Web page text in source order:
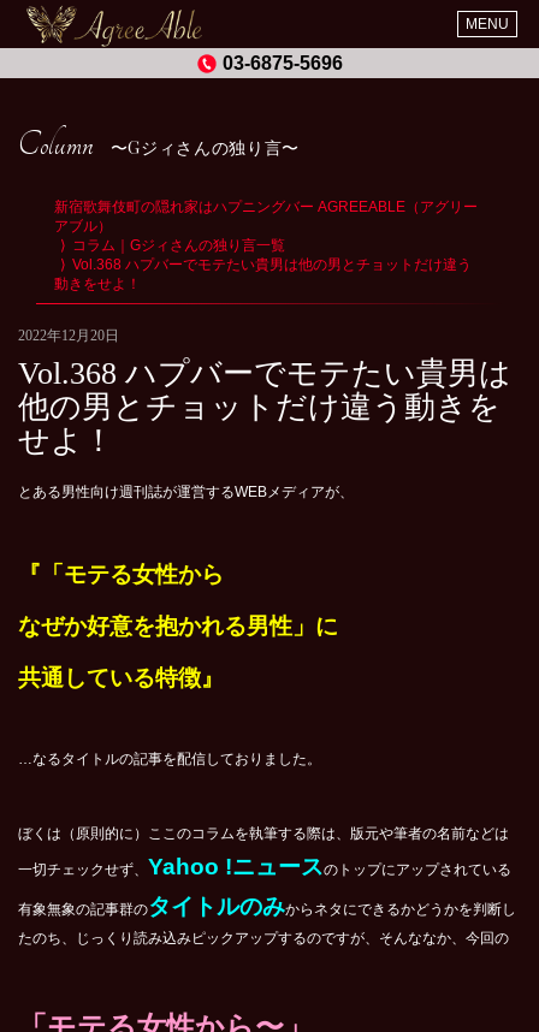
MENU
03-6875-5696
Column Gジィさんの独り言
新宿歌舞伎町の隠れ家はハプニングバー AGREEABLE（アグリー
アブル）
コラム｜Gジィさんの独り言一覧
Vol.368 ハプバーでモテたい貴男は他の男とチョットだけ違う
動きをせよ！
2022年12月20日
Vol.368 ハプバーでモテたい貴男は
他の男とチョットだけ違う動きを
せよ！
とある男性向け週刊誌が運営するWEBメディアが、
『「モテる女性から
なぜか好意を抱かれる男性」に
共通している特徴』
…なるタイトルの記事を配信しておりました。
ぼくは（原則的に）ここのコラムを執筆する際は、版元や筆者の名前などは
一切チェックせず、 Yahoo !ニュースのトップにアップされている
有象無象の記事群のタイトルのみからネタにできるかどうかを判断し
たのち、じっくり読み込みピックアップするのですが、そんななか、今回の